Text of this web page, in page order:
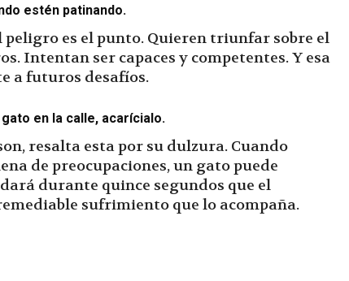
estén patinando.
peligro es el punto. Quieren triunfar sobre el
Intentan ser capaces y competentes. Y esa
a futuros desafíos.
en la calle, acarícialo.
resalta esta por su dulzura. Cuando
de preocupaciones, un gato puede
durante quince segundos que el
sufrimiento que lo acompaña.